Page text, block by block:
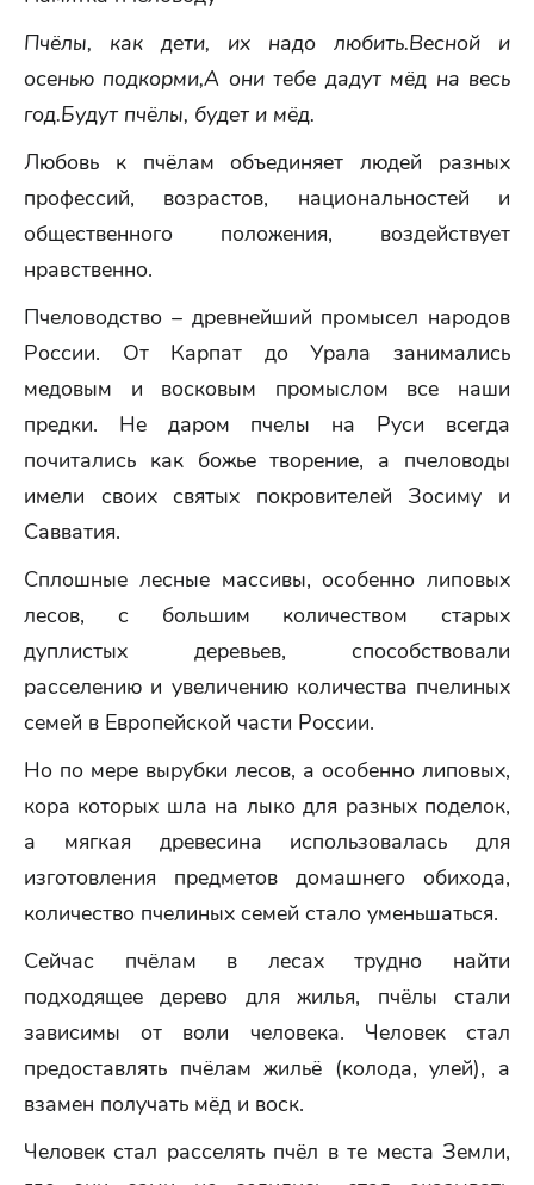
Пчёлы, как дети, их надо любить.Весной и
осенью подкорми,А они тебе дадут мёд на весь
год.Будут пчёлы, будет и мёд.
Любовь к пчёлам объединяет людей разных
профессий, возрастов, национальностей и
общественного положения, воздействует
нравственно.
Пчеловодство – древнейший промысел народов
России. От Карпат до Урала занимались
медовым и восковым промыслом все наши
предки. Не даром пчелы на Руси всегда
почитались как божье творение, а пчеловоды
имели своих святых покровителей Зосиму и
Савватия.
Сплошные лесные массивы, особенно липовых
лесов, с большим количеством старых
дуплистых деревьев, способствовали
расселению и увеличению количества пчелиных
семей в Европейской части России.
Но по мере вырубки лесов, а особенно липовых,
кора которых шла на лыко для разных поделок,
а мягкая древесина использовалась для
изготовления предметов домашнего обихода,
количество пчелиных семей стало уменьшаться.
Сейчас пчёлам в лесах трудно найти
подходящее дерево для жилья, пчёлы стали
зависимы от воли человека. Человек стал
предоставлять пчёлам жильё (колода, улей), а
взамен получать мёд и воск.
Человек стал расселять пчёл в те места Земли,